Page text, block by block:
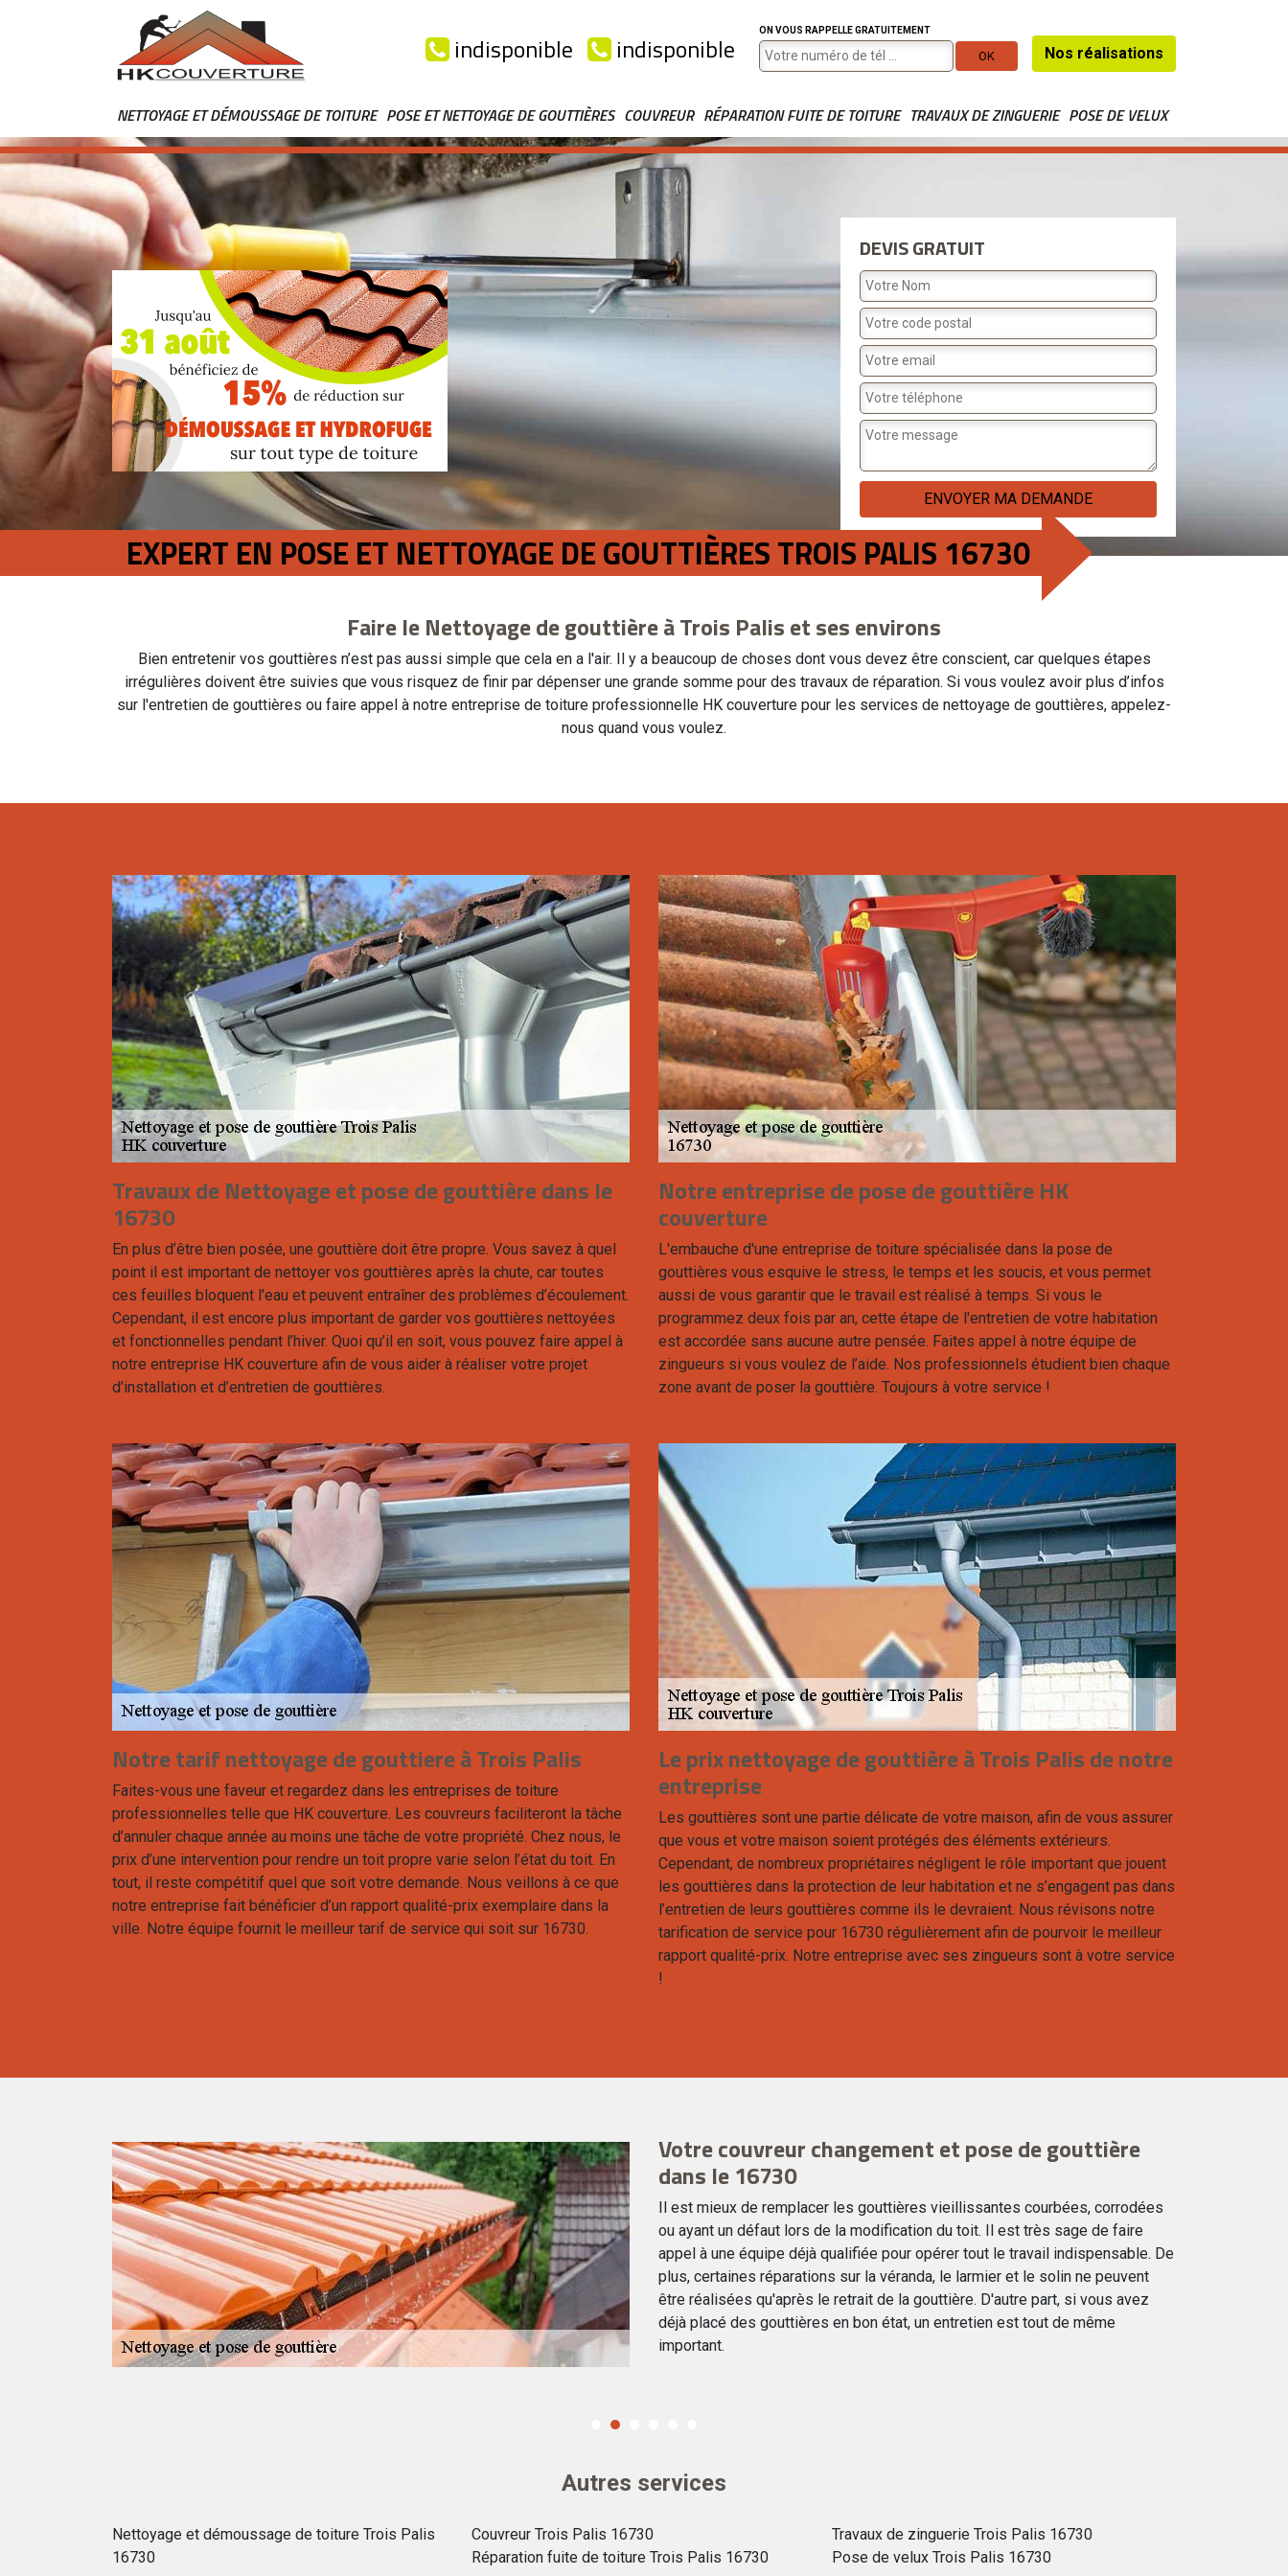
indisponible indisponible
ON VOUS RAPPELLE GRATUITEMENT
Nos réalisations
NETTOYAGE ET DÉMOUSSAGE DE TOITURE POSE ET NETTOYAGE DE GOUTTIÈRES COUVREUR RÉPARATION FUITE DE TOITURE TRAVAUX DE ZINGUERIE POSE DE VELUX
DEVIS GRATUIT
EXPERT EN POSE ET NETTOYAGE DE GOUTTIÈRES TROIS PALIS 16730
Faire le Nettoyage de gouttière à Trois Palis et ses environs
Bien entretenir vos gouttières n’est pas aussi simple que cela en a l'air. Il y a beaucoup de choses dont vous devez être conscient, car quelques étapes
irrégulières doivent être suivies que vous risquez de finir par dépenser une grande somme pour des travaux de réparation. Si vous voulez avoir plus d’infos
sur l'entretien de gouttières ou faire appel à notre entreprise de toiture professionnelle HK couverture pour les services de nettoyage de gouttières, appelez-
nous quand vous voulez.
Travaux de Nettoyage et pose de gouttière dans le
16730
En plus d’être bien posée, une gouttière doit être propre. Vous savez à quel
point il est important de nettoyer vos gouttières après la chute, car toutes
ces feuilles bloquent l'eau et peuvent entraîner des problèmes d’écoulement.
Cependant, il est encore plus important de garder vos gouttières nettoyées
et fonctionnelles pendant l’hiver. Quoi qu’il en soit, vous pouvez faire appel à
notre entreprise HK couverture afin de vous aider à réaliser votre projet
d’installation et d’entretien de gouttières.
Notre entreprise de pose de gouttière HK
couverture
L'embauche d'une entreprise de toiture spécialisée dans la pose de
gouttières vous esquive le stress, le temps et les soucis, et vous permet
aussi de vous garantir que le travail est réalisé à temps. Si vous le
programmez deux fois par an, cette étape de l'entretien de votre habitation
est accordée sans aucune autre pensée. Faites appel à notre équipe de
zingueurs si vous voulez de l’aide. Nos professionnels étudient bien chaque
zone avant de poser la gouttière. Toujours à votre service !
Notre tarif nettoyage de gouttiere à Trois Palis
Faites-vous une faveur et regardez dans les entreprises de toiture
professionnelles telle que HK couverture. Les couvreurs faciliteront la tâche
d’annuler chaque année au moins une tâche de votre propriété. Chez nous, le
prix d’une intervention pour rendre un toit propre varie selon l’état du toit. En
tout, il reste compétitif quel que soit votre demande. Nous veillons à ce que
notre entreprise fait bénéficier d’un rapport qualité-prix exemplaire dans la
ville. Notre équipe fournit le meilleur tarif de service qui soit sur 16730.
Le prix nettoyage de gouttière à Trois Palis de notre
entreprise
Les gouttières sont une partie délicate de votre maison, afin de vous assurer
que vous et votre maison soient protégés des éléments extérieurs.
Cependant, de nombreux propriétaires négligent le rôle important que jouent
les gouttières dans la protection de leur habitation et ne s’engagent pas dans
l’entretien de leurs gouttières comme ils le devraient. Nous révisons notre
tarification de service pour 16730 régulièrement afin de pourvoir le meilleur
rapport qualité-prix. Notre entreprise avec ses zingueurs sont à votre service
!
Votre couvreur changement et pose de gouttière
dans le 16730
Il est mieux de remplacer les gouttières vieillissantes courbées, corrodées
ou ayant un défaut lors de la modification du toit. Il est très sage de faire
appel à une équipe déjà qualifiée pour opérer tout le travail indispensable. De
plus, certaines réparations sur la véranda, le larmier et le solin ne peuvent
être réalisées qu'après le retrait de la gouttière. D'autre part, si vous avez
déjà placé des gouttières en bon état, un entretien est tout de même
important.
Autres services
Nettoyage et démoussage de toiture Trois Palis
16730
Couvreur Trois Palis 16730
Réparation fuite de toiture Trois Palis 16730
Travaux de zinguerie Trois Palis 16730
Pose de velux Trois Palis 16730